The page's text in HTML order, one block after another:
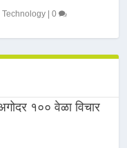
|Technology |0